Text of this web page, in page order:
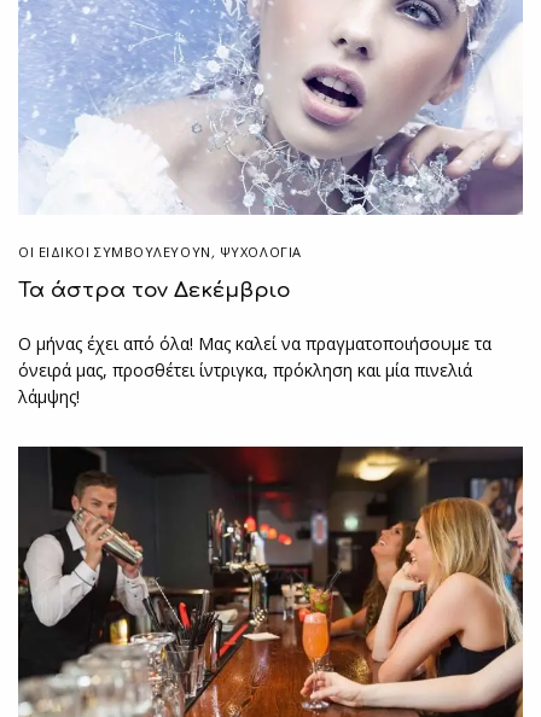
ΟΙ ΕΙΔΙΚΟΊ ΣΥΜΒΟΥΛΕΎΟΥΝ , ΨΥΧΟΛΟΓΙΑ
Τα άστρα τον Δεκέμβριο
Ο μήνας έχει από όλα! Μας καλεί να πραγματοποιήσουμε τα
όνειρά μας, προσθέτει ίντριγκα, πρόκληση και μία πινελιά
λάμψης!